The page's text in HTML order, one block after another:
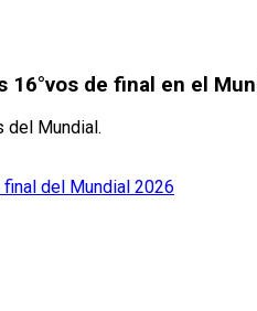
16°vos de final en el
del Mundial.
del Mundial 2026